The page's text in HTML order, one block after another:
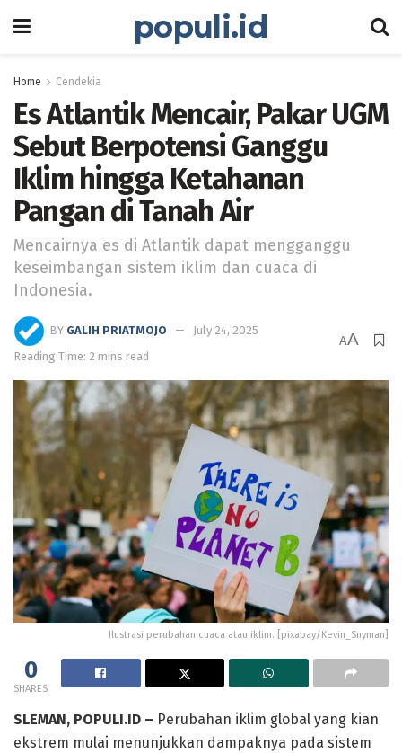
populi.id
Home Cendekia
Es Atlantik Mencair, Pakar UGM
Sebut Berpotensi Ganggu
Iklim hingga Ketahanan
Pangan di Tanah Air
Mencairnya es di Atlantik dapat mengganggu
keseimbangan sistem iklim dan cuaca di
Indonesia.
BY GALIH PRIATMOJO
July 24, 2025
Reading Time: 2 mins read
AA
Ilustrasi perubahan cuaca atau iklim. [pixabay/Kevin_Snyman]
0
SHARES
SLEMAN, POPULI.ID – Perubahan iklim global yang kian
ekstrem mulai menunjukkan dampaknya pada sistem